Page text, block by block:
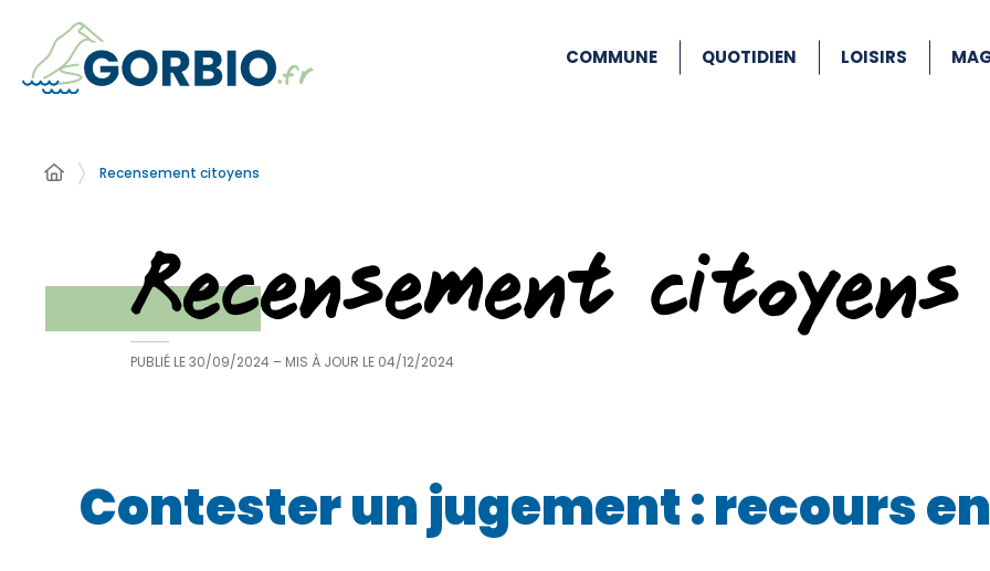
COMMUNE QUOTIDIEN LOISIRS
Recensement citoyens
Recensement citoyens
PUBLIÉ LE30/09/2024 – MIS À JOUR LE 04/12/2024
Contester un jugement : recours